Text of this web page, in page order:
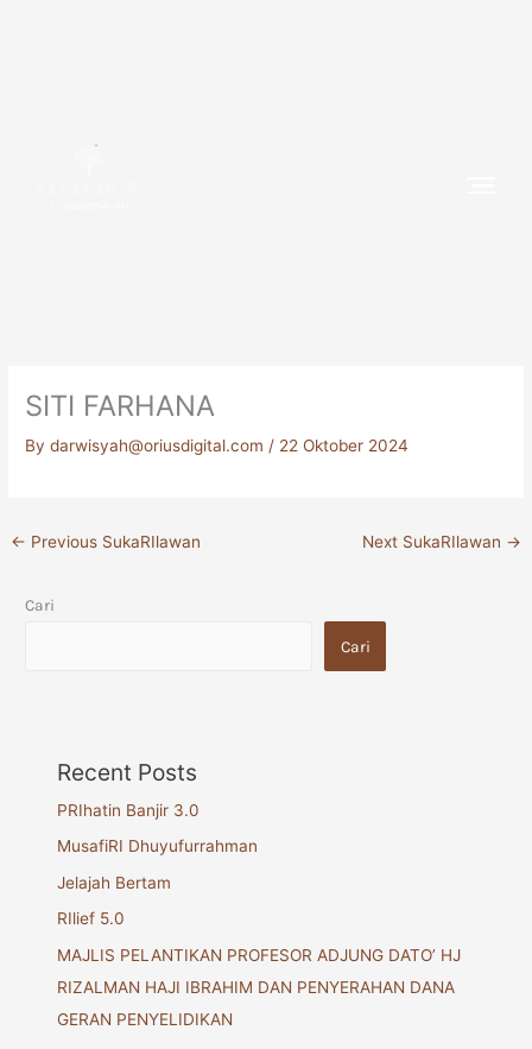
SITI FARHANA
Bydarwisyah@oriusdigital.com/ 22 Oktober 2024
← Previous SukaRIlawan Next SukaRIlawan →
Cari
Cari
Recent Posts
PRIhatin Banjir 3.0
MusafiRI Dhuyufurrahman
Jelajah Bertam
RIlief 5.0
MAJLIS PELANTIKAN PROFESOR ADJUNG DATO’ HJ
RIZALMAN HAJI IBRAHIM DAN PENYERAHAN DANA
GERAN PENYELIDIKAN